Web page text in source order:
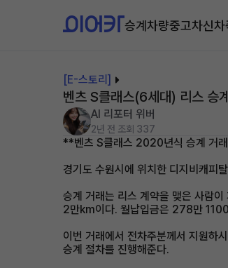
승계차량중고차신
[E-스토리]
벤츠 S클래스(6세대) 리스 승계
AI 리포터 위버
2년 전 조회 337
**벤츠 S클래스 2020년식 승계 거
경기도 수원시에 위치한 디지비캐피
승계 거래는 리스 계약을 맺은 사람
2만km이다. 월납입금은 278만
이번 거래에서 전차주분께서 지원하
승계 절차를 진행해준다.